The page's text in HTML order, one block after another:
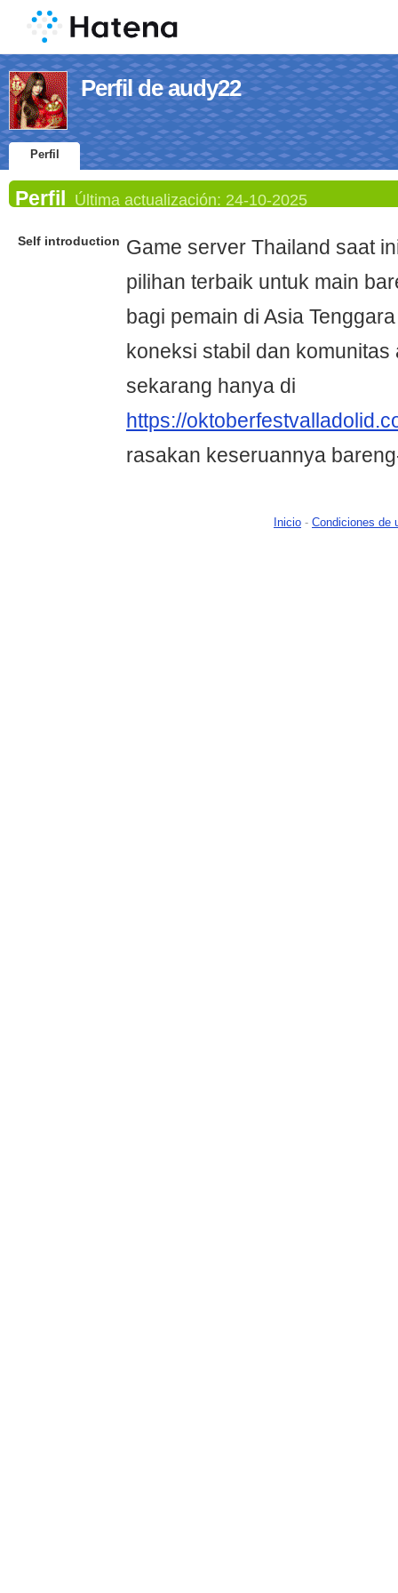
Perfil de audy22
Perfil
Perfil Última actualización: 24-10-2025
Self introduction Game server Thailand saat
pilihan terbaik untuk main
bagi pemain di Asia
koneksi stabil dan komunitas
sekarang hanya di
https://
rasakan keseruannya
Inicio - Condiciones de